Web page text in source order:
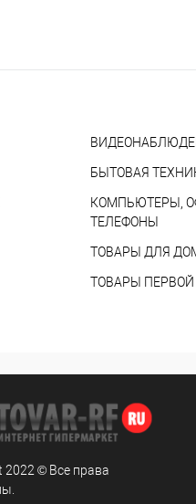
БЫТОВАЯ
КОМПЬЮТЕРЫ,
ТЕЛЕФОНЫ
ТОВАРЫ ДЛЯ
ТОВАРЫ
2022 © Все права